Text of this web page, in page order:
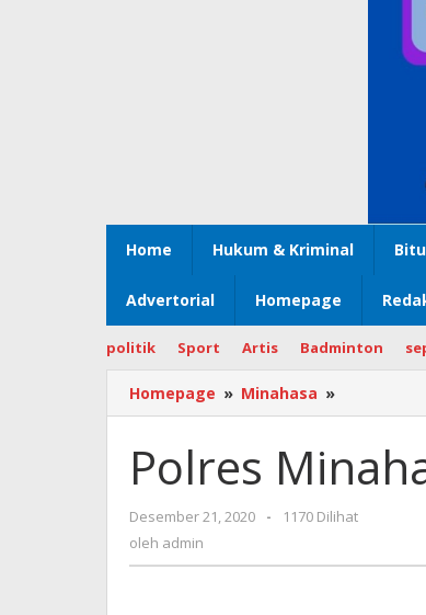
Home Hukum & Kriminal
Advertorial Homepage
politik Sport Artis Badminton
Homepage » Minahasa »
Minahasa
Operasi
Lilin
Polres
Desember 21, 2020
oleh
-
1170 Dilihat
oleh admin